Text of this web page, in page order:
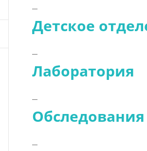
Детское
Лаборатория
Обследования